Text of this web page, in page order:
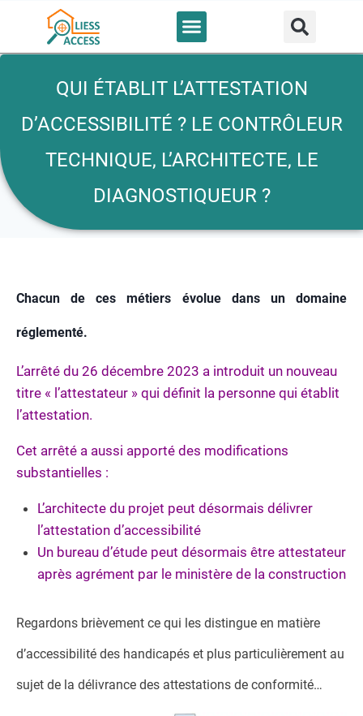
QUI ÉTABLIT L’ATTESTATION
D’ACCESSIBILITÉ ? LE CONTRÔLEUR
TECHNIQUE, L’ARCHITECTE, LE
DIAGNOSTIQUEUR ?
Chacun de ces métiers évolue dans un domaine
réglementé.
L’arrêté du 26 décembre 2023 a introduit un nouveau
titre « l’attestateur » qui définit la personne qui établit
l’attestation.
Cet arrêté a aussi apporté des modifications
substantielles :
L’architecte du projet peut désormais délivrer
l’attestation d’accessibilité
Un bureau d’étude peut désormais être attestateur
après agrément par le ministère de la construction
Regardons brièvement ce qui les distingue en matière
d’accessibilité des handicapés et plus particulièrement au
sujet de la délivrance des attestations de conformité…